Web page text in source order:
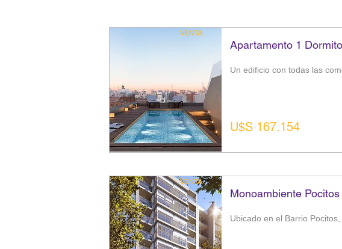
VENTA
Apartamento 1
Un edificio con todas las
U$S 167.154
VENTA
Monoambiente
Ubicado en el Barrio